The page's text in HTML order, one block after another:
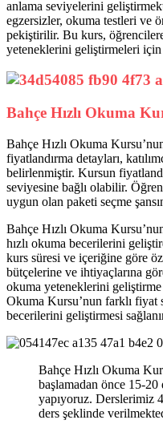
anlama seviyelerini
egzersizler, okuma testleri ve
pekiştirilir. Bu kurs,
yeteneklerini geliştirmeleri için
Bahçe Hızlı Okuma
Bahçe Hızlı Okuma
fiyatlandırma detayları,
belirlenmiştir. Kursun
seviyesine bağlı olabilir.
uygun olan paketi seçme
Bahçe Hızlı Okuma
hızlı okuma becerilerini
kurs süresi ve içeriğine göre
bütçelerine ve ihtiyaçlarına
okuma yeteneklerini geliştirme
Okuma Kursu’nun farklı fiyat
becerilerini geliştirmesi
Bahçe Hızlı Okuma
başlamadan önce 15-20
yapıyoruz. Derslerimiz
ders şeklinde